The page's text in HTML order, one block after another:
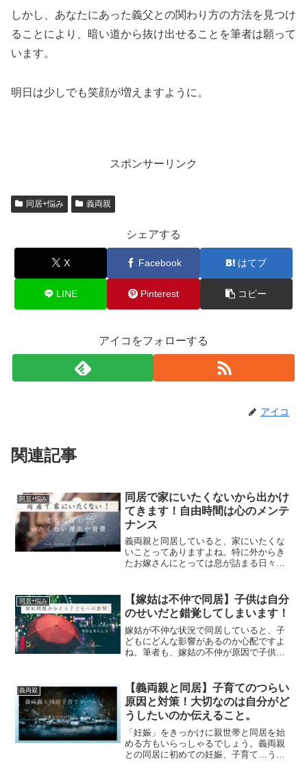
しかし、あなたにあった義父との関わり方の方法を見つけ
ることにより、暗い道から抜け出せることを筆者は願って
います。
明日は少しでも笑顔が増えますように。
スポンサーリンク
同居+悩み 義両親
シェアする
X Facebook はてブ
LINE Pinterest コピー
アイコをフォローする
アイコ
関連記事
同居+悩み
同居で家にいたくないから出かけ
てきます！自由時間は心のメンテ
ナンス
義両親と同居していると、家にいたくな
いことってありますよね。特に外からき
たお嫁さんにとっては息が詰まる日々も
事なことです。この記事で紹介すること
同居で家にいたくないときに...
同居+悩み
【嫁姑は不仲で同居】子供は自分
のせいだと錯覚してしまいます！
嫁姑が不仲な状況で同居していると、子
どもにどんな影響があるのか心配ですよ
ね。筆者も、嫁姑の不仲が原因で子供が
では、嫁姑が不仲で子供に与える影響嫁
姑が不仲で子供に悪い影響を...
義両親
【義両親と同居】子育てのつらい
原因と対策！大切なのは自分がど
うしたいのか伝えること。
「妊娠」をきっかけに親世帯と同居を始
める方もいらっしゃるでしょう。義両親
との同居に初めての妊娠、子育て…うま